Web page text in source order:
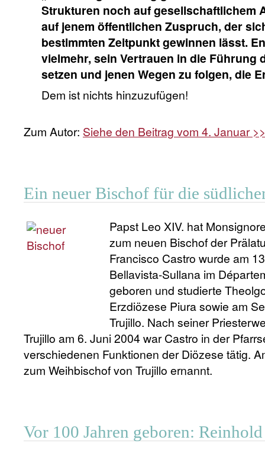
Strukturen noch auf gesellschaftlichem
auf jenem öffentlichen Zuspruch, der
bestimmten Zeitpunkt gewinnen lässt.
vielmehr, sein Vertrauen in die Führung
setzen und jenen Wegen zu folgen, die
Dem ist nichts hinzuzufügen!
Zum Autor: Siehe den Beitrag vom 4. Januar
Ein neuer Bischof für die
Papst Leo XIV. hat
zum neuen Bischof der
Francisco Castro wurde am
Bellavista-Sullana im
geboren und studierte
Erzdiözese Piura sowie am
Trujillo. Nach seiner
Trujillo am 6. Juni 2004 war Castro in der
verschiedenen Funktionen der Diözese tätig.
zum Weihbischof von Trujillo ernannt.
Vor 100 Jahren geboren: